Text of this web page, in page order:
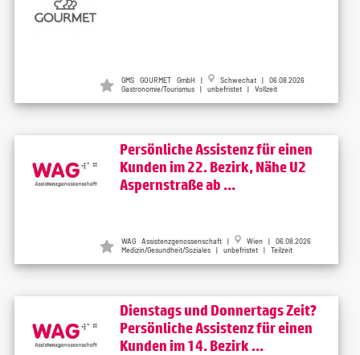
GMS GOURMET GmbH |
Schwechat | 06.08.2026
Gastronomie/Tourismus | unbefristet | Vollzeit
Persönliche Assistenz für einen
Kunden im 22. Bezirk, Nähe U2
Aspernstraße ab ...
WAG Assistenzgenossenschaft |
Wien | 06.08.2026
Medizin/Gesundheit/Soziales | unbefristet | Teilzeit
Dienstags und Donnertags Zeit?
Persönliche Assistenz für einen
Kunden im 14. Bezirk ...